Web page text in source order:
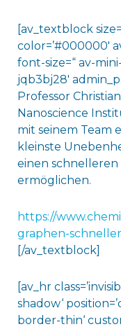
[av_textblock
color=’#000000′
font-size=“ av-
jqb3bj28′
Professor
Nanoscience
mit seinem Team
kleinste
einen
ermöglichen.
https://
graphen-
[/av_textblock]
[av_hr
shadow‘
border-thin‘